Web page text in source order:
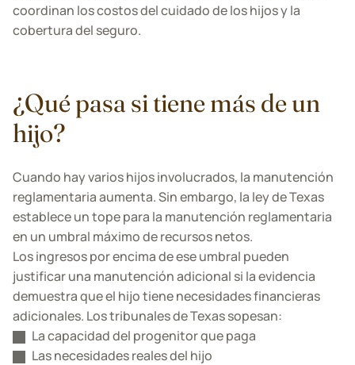
coordinan los costos del cuidado de los hijos y la
cobertura del seguro.
¿Qué pasa si tiene más de un
hijo?
Cuando hay varios hijos involucrados, la manutención
reglamentaria aumenta. Sin embargo, la ley de Texas
establece un tope para la manutención reglamentaria
en un umbral máximo de recursos netos.
Los ingresos por encima de ese umbral pueden
justificar una manutención adicional si la evidencia
demuestra que el hijo tiene necesidades financieras
adicionales. Los tribunales de Texas sopesan:
La capacidad del progenitor que paga
Las necesidades reales del hijo